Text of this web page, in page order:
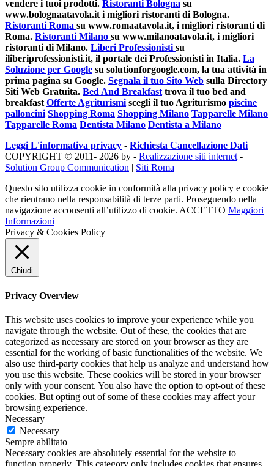
vendere i tuoi prodotti. Ristoranti Bologna su
www.bolognaatavola.it i migliori ristoranti di Bologna.
Ristoranti Roma su www.romaatavola.it, i migliori ristoranti di
Roma. Ristoranti Milano su www.milanoatavola.it, i migliori
ristoranti di Milano. Liberi Professionistisu
iliberiprofessionisti.it, il portale dei Professionisti in Italia. La
Soluzione per Google su solutionforgoogle.com, la tua attività in
prima pagina su Google. Segnala il tuo Sito Web sulla Directory
Siti Web Gratuita. Bed And Breakfasttrova il tuo bed and
breakfastOfferte Agriturismiscegli il tuo Agriturismo piscine
palloncini Shopping Roma Shopping Milano Tapparelle Milano
Tapparelle Roma Dentista Milano Dentista a Milano
Leggi L'informativa privacy - Richiesta Cancellazione Dati
COPYRIGHT © 2011- 2026 by - Realizzazione siti internet-
Solution Group Communication | Siti Roma
Questo sito utilizza cookie in conformità alla privacy policy e cookie
che rientrano nella responsabilità di terze parti. Proseguendo nella
navigazione acconsenti all’utilizzo di cookie. ACCETTO Maggiori
Informazioni
Privacy & Cookies Policy
Chiudi
Privacy Overview
This website uses cookies to improve your experience while you
navigate through the website. Out of these, the cookies that are
categorized as necessary are stored on your browser as they are
essential for the working of basic functionalities of the website. We
also use third-party cookies that help us analyze and understand how
you use this website. These cookies will be stored in your browser
only with your consent. You also have the option to opt-out of these
cookies. But opting out of some of these cookies may affect your
browsing experience.
Necessary
Necessary
Sempre abilitato
Necessary cookies are absolutely essential for the website to
function properly. This category only includes cookies that ensures